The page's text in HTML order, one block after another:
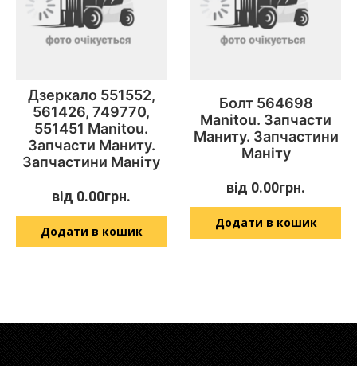
Дзеркало 551552,
561426, 749770,
551451 Manitou.
Запчасти Маниту.
Запчастини Маніту
від 0.00грн.
Додати в кошик
Болт 564698
Manitou. Запчасти
Маниту. Запчастини
Маніту
від 0.00грн.
Додати в кошик